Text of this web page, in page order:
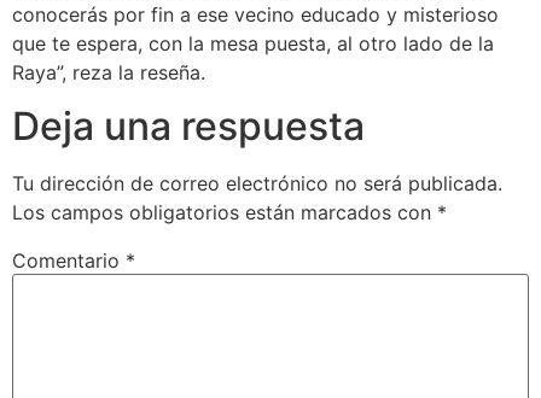
conocerás por fin a ese vecino educado y misterioso
que te espera, con la mesa puesta, al otro lado de la
Raya”, reza la reseña.
Deja una respuesta
Tu dirección de correo electrónico no será publicada.
Los campos obligatorios están marcados con *
Comentario *